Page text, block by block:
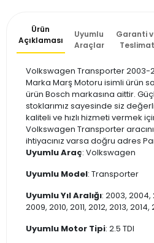
Ürün
Açıklaması
Uyumlu
Araçlar
Garanti
Teslimat
Volkswagen Transporter 2003-
Marka Marş Motoru isimli ürün
ürün Bosch markasına aittir.
stoklarımız sayesinde siz
kaliteli ve hızlı hizmeti vermek
Volkswagen Transporter
ihtiyacınız varsa doğru adres
Uyumlu Araç: Volkswagen
Uyumlu Model: Transporter
Uyumlu Yıl Aralığı: 2003, 2004,
2009, 2010, 2011, 2012, 2013, 2014,
Uyumlu Motor Tipi: 2.5 TDI